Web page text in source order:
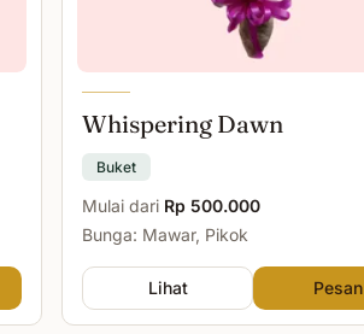
Whispering Dawn
Buket
Mulai dari Rp 500.000
Bunga: Mawar, Pikok
Lihat Pesan